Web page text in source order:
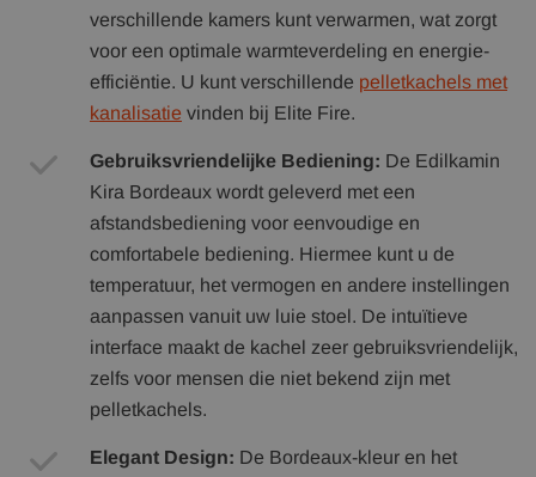
verschillende kamers kunt verwarmen, wat zorgt
voor een optimale warmteverdeling en energie-
efficiëntie. U kunt verschillende pelletkachels met
kanalisatie vinden bij Elite Fire.
Gebruiksvriendelijke Bediening: De Edilkamin
Kira Bordeaux wordt geleverd met een
afstandsbediening voor eenvoudige en
comfortabele bediening. Hiermee kunt u de
temperatuur, het vermogen en andere instellingen
aanpassen vanuit uw luie stoel. De intuïtieve
interface maakt de kachel zeer gebruiksvriendelijk,
zelfs voor mensen die niet bekend zijn met
pelletkachels.
Elegant Design: De Bordeaux-kleur en het